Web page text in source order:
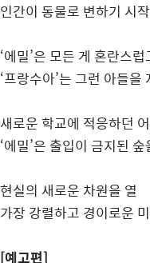
인간이 동물로 변하기 시
‘에밀’은 모든 게 혼란스럽
‘프랑수아’는 그런 아들
새로운 학교에 적응하던
‘에밀’은 출입이 금지된
현실의 새로운 차원을 열
가장 강렬하고 경이로운
[예고편]